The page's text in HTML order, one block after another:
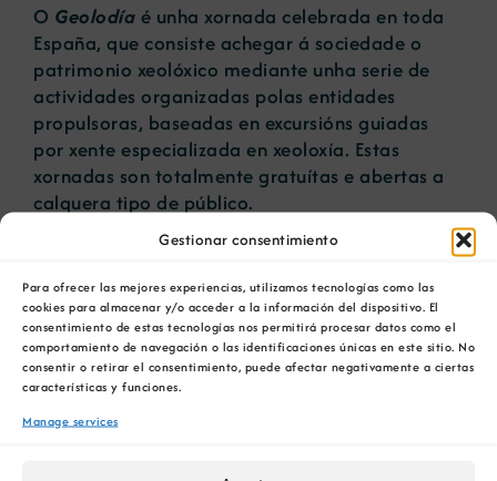
Gestionar consentimiento
Para ofrecer las mejores experiencias, utilizamos tecnologías como las
cookies para almacenar y/o acceder a la información del dispositivo. El
consentimiento de estas tecnologías nos permitirá procesar datos como el
comportamiento de navegación o las identificaciones únicas en este sitio. No
consentir o retirar el consentimiento, puede afectar negativamente a ciertas
características y funciones.
Manage services
O Geolodía é unha xornada celebrada en toda
España, que consiste achegar á sociedade o
patrimonio xeolóxico mediante unha serie de
actividades organizadas polas entidades
propulsoras, baseadas en excursións guiadas
por xente especializada en xeoloxía. Estas
xornadas son totalmente gratuítas e abertas a
calquera tipo de público.
Montañas do Courel formará parte por segunda
vez desta celebración o día
10 de maio,
que
acollerá un roteiro guiado no municipio de
Quiroga.
O punto de encontro para os interesados será o
as 8.30 e as 9.00 horas. E a continuación, o